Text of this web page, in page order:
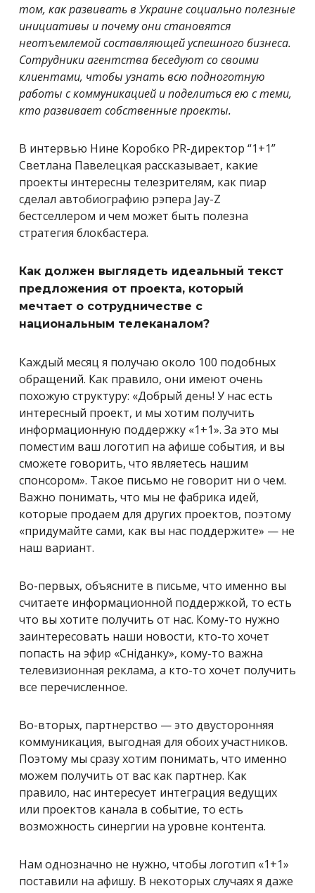
том, как развивать в Украине социально полезные
инициативы и почему они становятся
неотъемлемой составляющей успешного бизнеса.
Сотрудники агентства беседуют со своими
клиентами, чтобы узнать всю подноготную
работы с коммуникацией и поделиться ею с теми,
кто развивает собственные проекты.
В интервью Нине Коробко PR-директор “1+1”
Светлана Павелецкая рассказывает, какие
проекты интересны телезрителям, как пиар
сделал автобиографию рэпера Jay-Z
бестселлером и чем может быть полезна
стратегия блокбастера.
Как должен выглядеть идеальный текст
предложения от проекта, который
мечтает о сотрудничестве с
национальным телеканалом?
Каждый месяц я получаю около 100 подобных
обращений. Как правило, они имеют очень
похожую структуру: «Добрый день! У нас есть
интересный проект, и мы хотим получить
информационную поддержку «1+1». За это мы
поместим ваш логотип на афише события, и вы
сможете говорить, что являетесь нашим
спонсором». Такое письмо не говорит ни о чем.
Важно понимать, что мы не фабрика идей,
которые продаем для других проектов, поэтому
«придумайте сами, как вы нас поддержите» — не
наш вариант.
Во-первых, объясните в письме, что именно вы
считаете информационной поддержкой, то есть
что вы хотите получить от нас. Кому-то нужно
заинтересовать наши новости, кто-то хочет
попасть на эфир «Сніданку», кому-то важна
телевизионная реклама, а кто-то хочет получить
все перечисленное.
Во-вторых, партнерство — это двусторонняя
коммуникация, выгодная для обоих участников.
Поэтому мы сразу хотим понимать, что именно
можем получить от вас как партнер. Как
правило, нас интересует интеграция ведущих
или проектов канала в событие, то есть
возможность синергии на уровне контента.
Нам однозначно не нужно, чтобы логотип «1+1»
поставили на афишу. В некоторых случаях я даже